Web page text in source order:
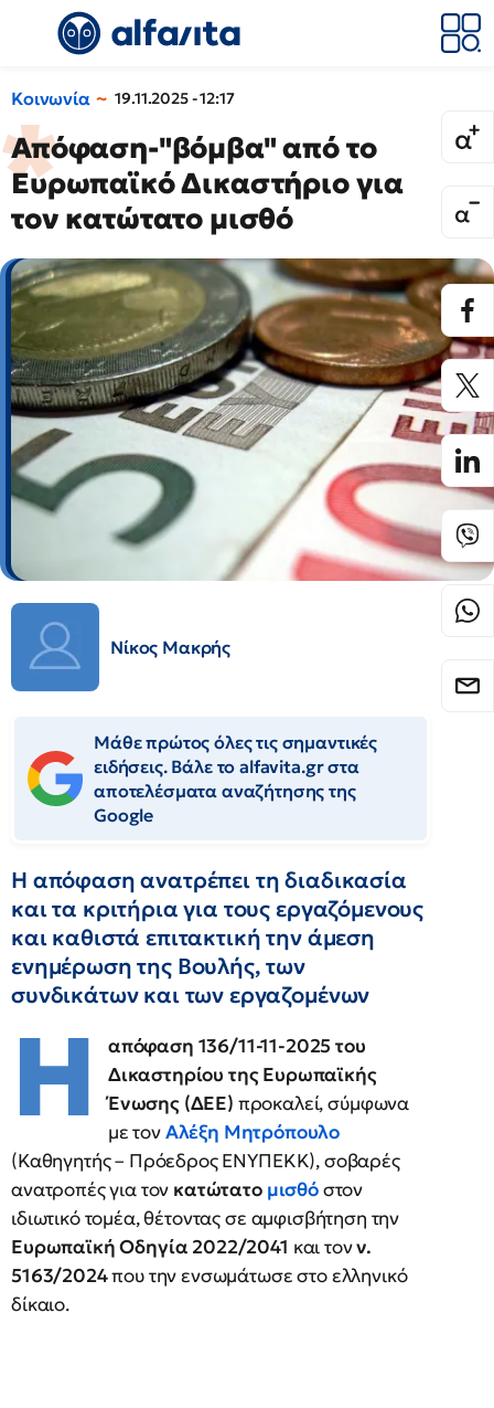
Κοινωνία 19.11.2025 - 12:17
Απόφαση-"βόμβα" από το
Ευρωπαϊκό Δικαστήριο για
τον κατώτατο μισθό
Νίκος Μακρής
Μάθε πρώτος όλες τις σημαντικές
ειδήσεις. Βάλε το alfavita.gr στα
αποτελέσματα αναζήτησης της
Google
Η απόφαση ανατρέπει τη διαδικασία
και τα κριτήρια για τους εργαζόμενους
και καθιστά επιτακτική την άμεση
ενημέρωση της Βουλής, των
συνδικάτων και των εργαζομένων
Η
απόφαση 136/11-11-2025 του
Δικαστηρίου της Ευρωπαϊκής
Ένωσης (ΔΕΕ) προκαλεί, σύμφωνα
με τονΑλέξη Μητρόπουλο
(Καθηγητής – Πρόεδρος ΕΝΥΠΕΚΚ), σοβαρές
ανατροπές για τον κατώτατο μισθόστον
ιδιωτικό τομέα, θέτοντας σε αμφισβήτηση την
Ευρωπαϊκή Οδηγία 2022/2041 και τονν.
5163/2024που την ενσωμάτωσε στο ελληνικό
δίκαιο.